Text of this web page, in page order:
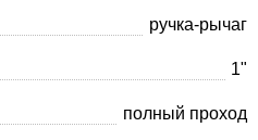
ручка-рычаг
1"
полный проход